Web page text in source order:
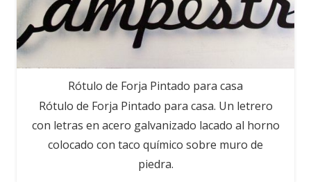
Rótulo de Forja Pintado para casa
Rótulo de Forja Pintado para casa. Un letrero
con letras en acero galvanizado lacado al horno
colocado con taco químico sobre muro de
piedra.